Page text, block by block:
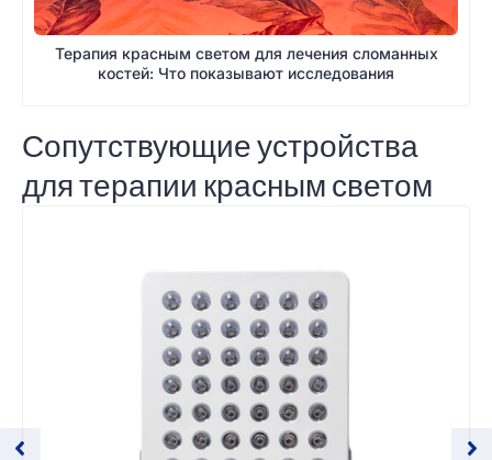
Терапия красным светом для лечения сломанных
костей: Что показывают исследования
Сопутствующие устройства
для терапии красным светом